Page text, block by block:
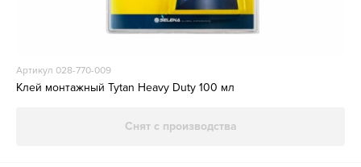
Артикул 028-770-009
Клей монтажный Tytan Heavy Duty 100 мл
Снят с производства